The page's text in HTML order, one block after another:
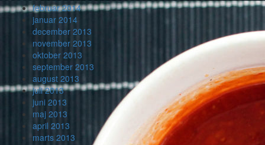
februar 2014
januar 2014
december 2013
november 2013
oktober 2013
september 2013
august 2013
juli 2013
juni 2013
maj 2013
april 2013
marts 2013